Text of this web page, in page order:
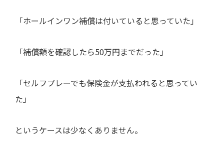
「ホールインワン補償は付いていると思っていた」
「補償額を確認したら50万円までだった」
「セルフプレーでも保険金が支払われると思ってい
た」
というケースは少なくありません。